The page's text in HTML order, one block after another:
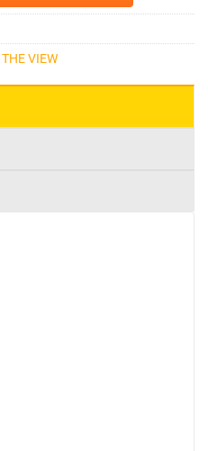
THE VIEW